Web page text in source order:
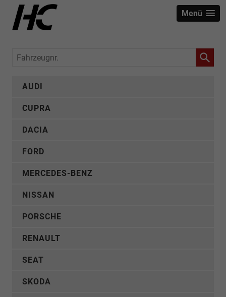
Menü
Fahrzeugnr.
AUDI
CUPRA
DACIA
FORD
MERCEDES-BENZ
NISSAN
PORSCHE
RENAULT
SEAT
SKODA